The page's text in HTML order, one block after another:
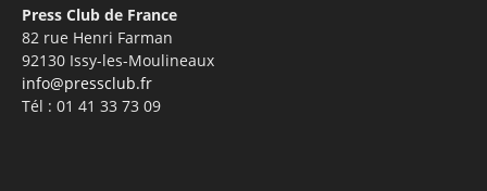
Press Club de France
82 rue Henri Farman
92130 Issy-les-Moulineaux
info@pressclub.fr
Tél : 01 41 33 73 09